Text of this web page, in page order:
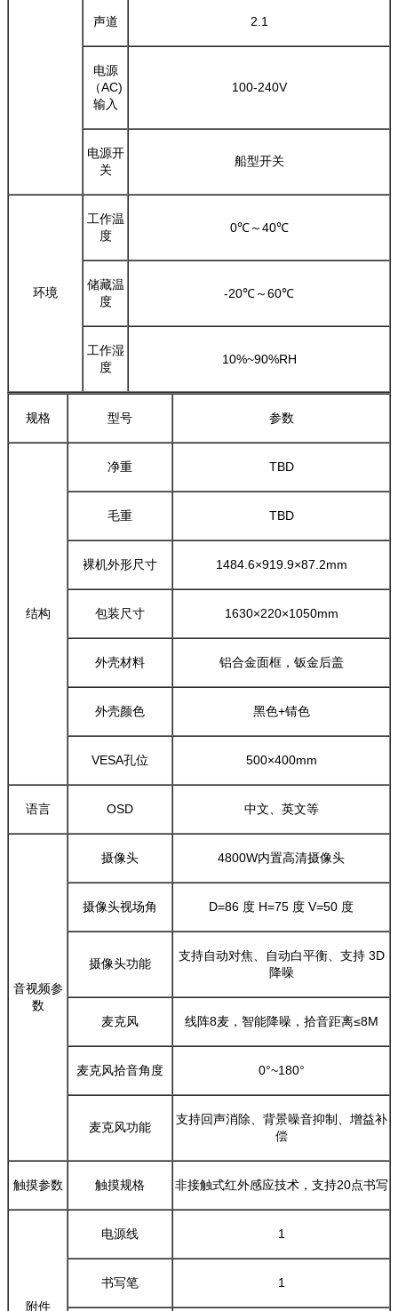
声道 2.1
电源
（AC)
输入
100-240V
电源开
关
船型开关
环境
工作温
度
0℃～40℃
储藏温
度
-20℃～60℃
工作湿
度
10%~90%RH
规格 型号 参数
结构
净重 TBD
毛重 TBD
裸机外形尺寸 1484.6×919.9×87.2mm
包装尺寸 1630×220×1050mm
外壳材料 铝合金面框，钣金后盖
外壳颜色 黑色+锖色
VESA孔位 500×400mm
语言 OSD 中文、英文等
音视频参
数
摄像头 4800W内置高清摄像头
摄像头视场角 D=86 度 H=75 度 V=50 度
摄像头功能
支持自动对焦、自动白平衡、支持 3D
降噪
麦克风 线阵8麦，智能降噪，拾音距离≤8M
麦克风拾音角度 0°~180°
麦克风功能
支持回声消除、背景噪音抑制、增益补
偿
触摸参数 触摸规格 非接触式红外感应技术，支持20点书写
附件
电源线 1
书写笔 1